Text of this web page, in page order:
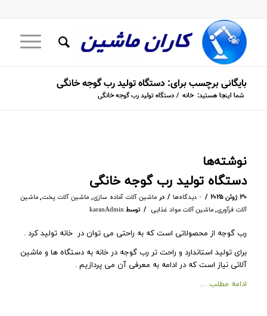
بایگانی برچسب برای: دستگاه تولید رب گوجه خانگی
شما اینجا هستید: خانه / دستگاه تولید رب گوجه خانگی
نوشته‌ها
دستگاه تولید رب گوجه خانگی
۳۰ ژوئن ۲۰۲۵ / ۰ دیدگاه‌ها / درماشین آلات آماده سازی, ماشین آلات پخت,ماشین
آلات فرآوری, ماشین آلات مواد غذایی / توسط karanAdmin
رب گوجه از محصولاتی است که به راحتی می توان در خانه تولید کرد .
برای تولید استاندارد و راحت تر رب گوجه در خانه به دستگاه ها و ماشین
آلاتی نیاز است که در ادامه به معرفی آن می پردازیم .
ادامه مطلب …